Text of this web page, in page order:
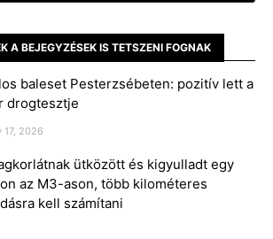
A BEJEGYZÉSEK IS TETSZENI FOGNAK
baleset Pesterzsébeten: pozitív lett a
drogtesztje
17, 2026
ütközött és kigyulladt egy
az M3-ason, több kilométeres
kell számítani